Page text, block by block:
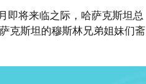
即将来临之际，哈萨克斯坦总
克斯坦的穆斯林兄弟姐妹们斋